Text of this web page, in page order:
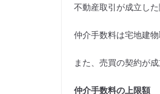
不動産取引が成立し
仲介手数料は宅地建
また、売買の契約が
仲介手数料の上限額